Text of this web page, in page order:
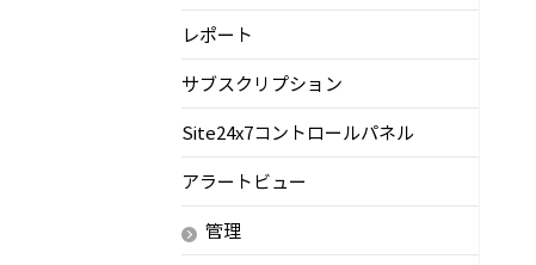
レポート
サブスクリプション
Site24x7コントロールパネル
アラートビュー
管理